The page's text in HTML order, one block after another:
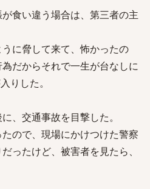
が食い違う場合は、第三者の主
に脅して来て、怖かったの
だからそれで一生が台なしに
りした。
、交通事故を目撃した。
ので、現場にかけつけた警察
ったけど、被害者を見たら、